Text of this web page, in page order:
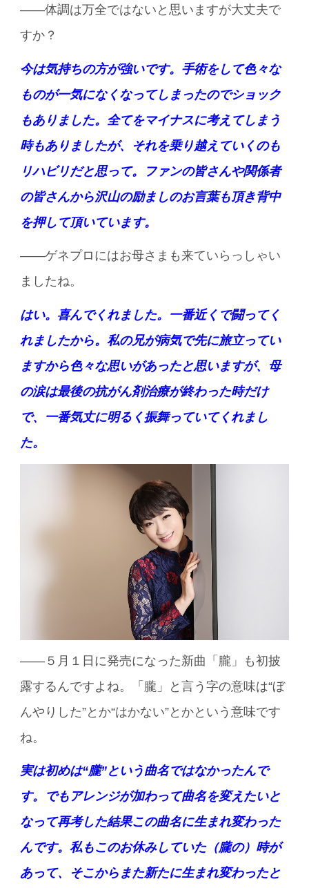
――体調は万全ではないと思いますが大丈夫で
すか？
今は気持ちの方が強いです。手術をして色々な
ものが一気になくなってしまったのでショック
もありました。全てをマイナスに考えてしまう
時もありましたが、それを乗り越えていくのも
リハビリだと思って。ファンの皆さんや関係者
の皆さんから沢山の励ましのお言葉も頂き背中
を押して頂いています。
――ゲネプロにはお母さまも来ていらっしゃい
ましたね。
はい。喜んでくれました。一番近くで闘ってく
れましたから。私の兄が病気で先に旅立ってい
ますから色々な思いがあったと思いますが、母
の涙は最後の抗がん剤治療が終わった時だけ
で、一番気丈に明るく振舞っていてくれまし
た。
――５月１日に発売になった新曲「朧」も初披
露するんですよね。「朧」と言う字の意味は“ぼ
んやりした”とか“はかない”とかという意味です
ね。
実は初めは“朧”という曲名ではなかったんで
す。でもアレンジが加わって曲名を変えたいと
なって再考した結果この曲名に生まれ変わった
んです。私もこのお休みしていた（朧の）時が
あって、そこからまた新たに生まれ変わったと